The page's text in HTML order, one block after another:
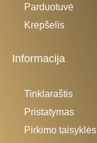
Parduotuvė
Krepšelis
Informacija
Tinklaraštis
Pristatymas
Pirkimo taisyklės